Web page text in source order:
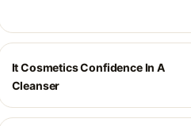
It Cosmetics Confidence In A
Cleanser